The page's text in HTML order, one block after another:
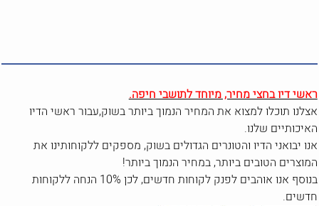
ראשי דיו בחצי מחיר, מיוחד לתושבי חיפה.
אצלנו תוכלו למצוא את המחיר הנמוך ביותר בשוק,עבור ראשי הדיו
האיכותיים שלנו.
אנו יבואני הדיו והטונרים הגדולים בשוק, מספקים ללקוחותינו את
המוצרים הטובים ביותר, במחיר הנמוך ביותר!
בנוסף אנו אוהבים לפנק לקוחות חדשים, לכן 10% הנחה ללקוחות
חדשים.